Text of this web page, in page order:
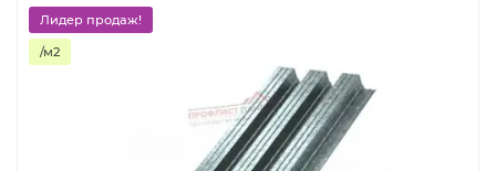
Лидер продаж!
/м2